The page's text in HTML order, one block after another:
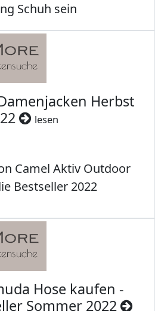
Schuh sein
Herbst
lesen
Camel Aktiv Outdoor
Bestseller 2022
Hose kaufen -
Sommer 2022